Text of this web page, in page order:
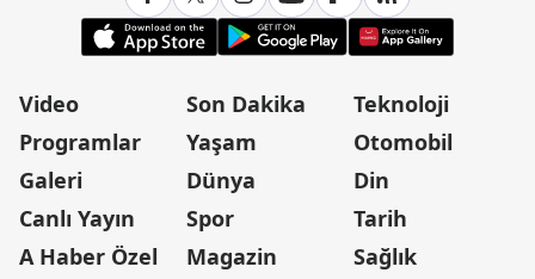
Video
Programlar
Galeri
Canlı Yayın
A Haber Özel
Son Dakika
Yaşam
Dünya
Spor
Magazin
Teknoloji
Otomobil
Din
Tarih
Sağlık